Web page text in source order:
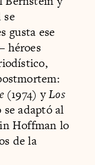
se
gusta ese
héroes
(1974) yLos
adaptó al
Hoffman lo
de la